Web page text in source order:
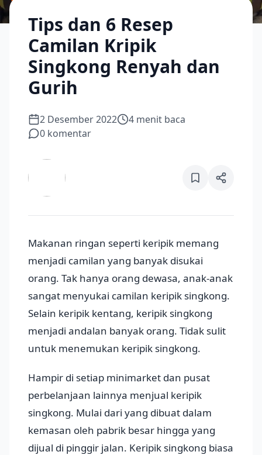
Tips dan 6 Resep
Camilan Kripik
Singkong Renyah dan
Gurih
2 Desember 2022 4 menit baca
0 komentar
Makanan ringan seperti keripik memang
menjadi camilan yang banyak disukai
orang. Tak hanya orang dewasa, anak-anak
sangat menyukai camilan keripik singkong.
Selain keripik kentang, keripik singkong
menjadi andalan banyak orang. Tidak sulit
untuk menemukan keripik singkong.
Hampir di setiap minimarket dan pusat
perbelanjaan lainnya menjual keripik
singkong. Mulai dari yang dibuat dalam
kemasan oleh pabrik besar hingga yang
dijual di pinggir jalan. Keripik singkong biasa